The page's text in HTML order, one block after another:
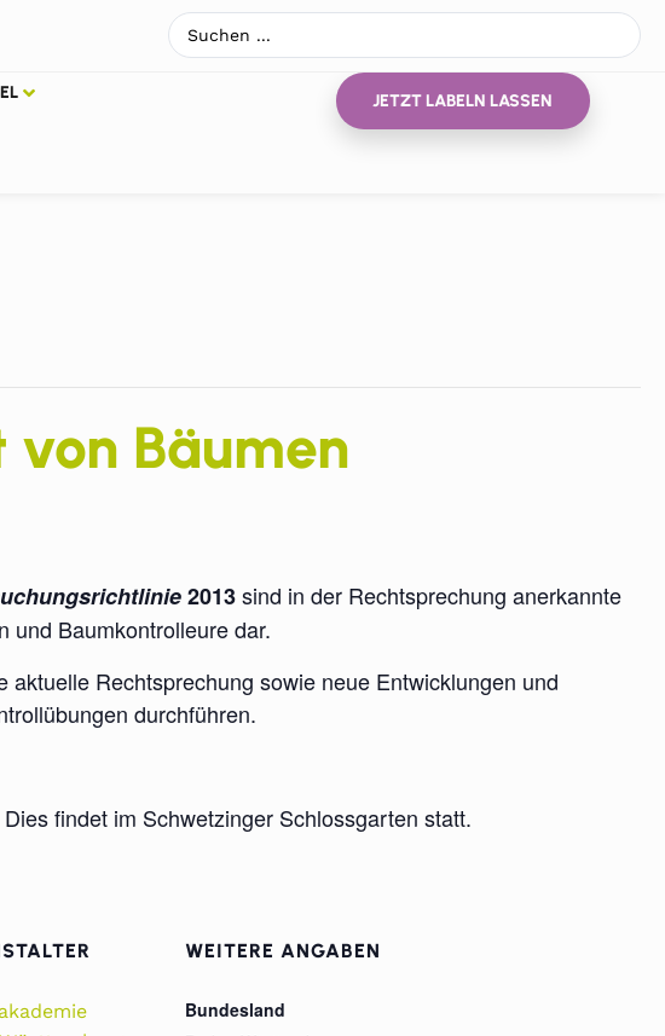
JETZT LABELN LASSEN
Bäumen
2013sind in der Rechtsprechung anerkannte
und Baumkontrolleure dar.
Rechtsprechung sowie neue Entwicklungen und
durchführen.
findet im Schwetzinger Schlossgarten statt.
WEITERE ANGABEN
Bundesland